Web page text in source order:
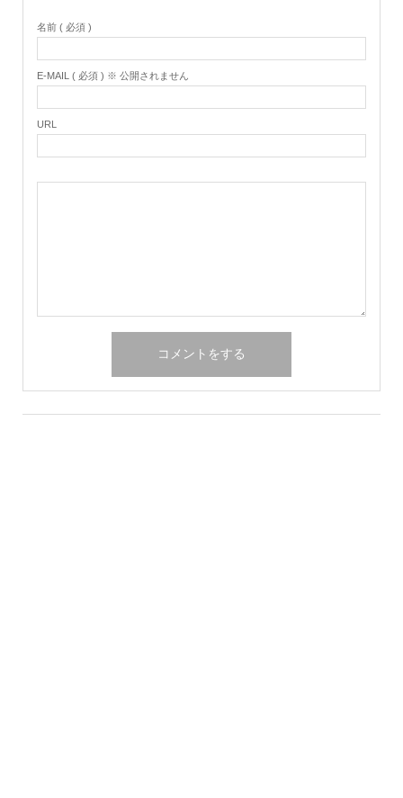
名前 ( 必須 )
E-MAIL ( 必須 ) ※ 公開されません
URL